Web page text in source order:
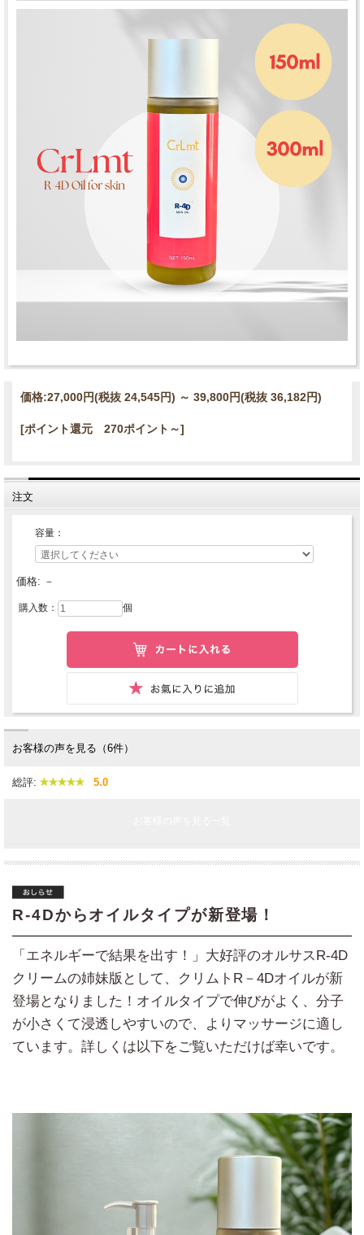
価格:27,000円(税抜 24,545円) ～ 39,800円(税抜 36,182円)
[ポイント還元 270ポイント～]
注文
容量：
価格: －
購入数： 個
お客様の声を見る（6件）
総評: 5.0
R-4Dからオイルタイプが新登場！
「エネルギーで結果を出す！」大好評のオルサスR-4D
クリームの姉妹版として、クリムトR－4Dオイルが新
登場となりました！オイルタイプで伸びがよく、分子
が小さくて浸透しやすいので、よりマッサージに適し
ています。詳しくは以下をご覧いただけば幸いです。